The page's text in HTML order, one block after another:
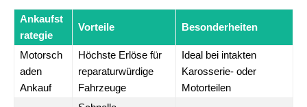
Ankaufst
rategie
Vorteile Besonderheiten
Motorsch
aden
Ankauf
Höchste Erlöse für
reparaturwürdige
Fahrzeuge
Ideal bei intakten
Karosserie- oder
Motorteilen